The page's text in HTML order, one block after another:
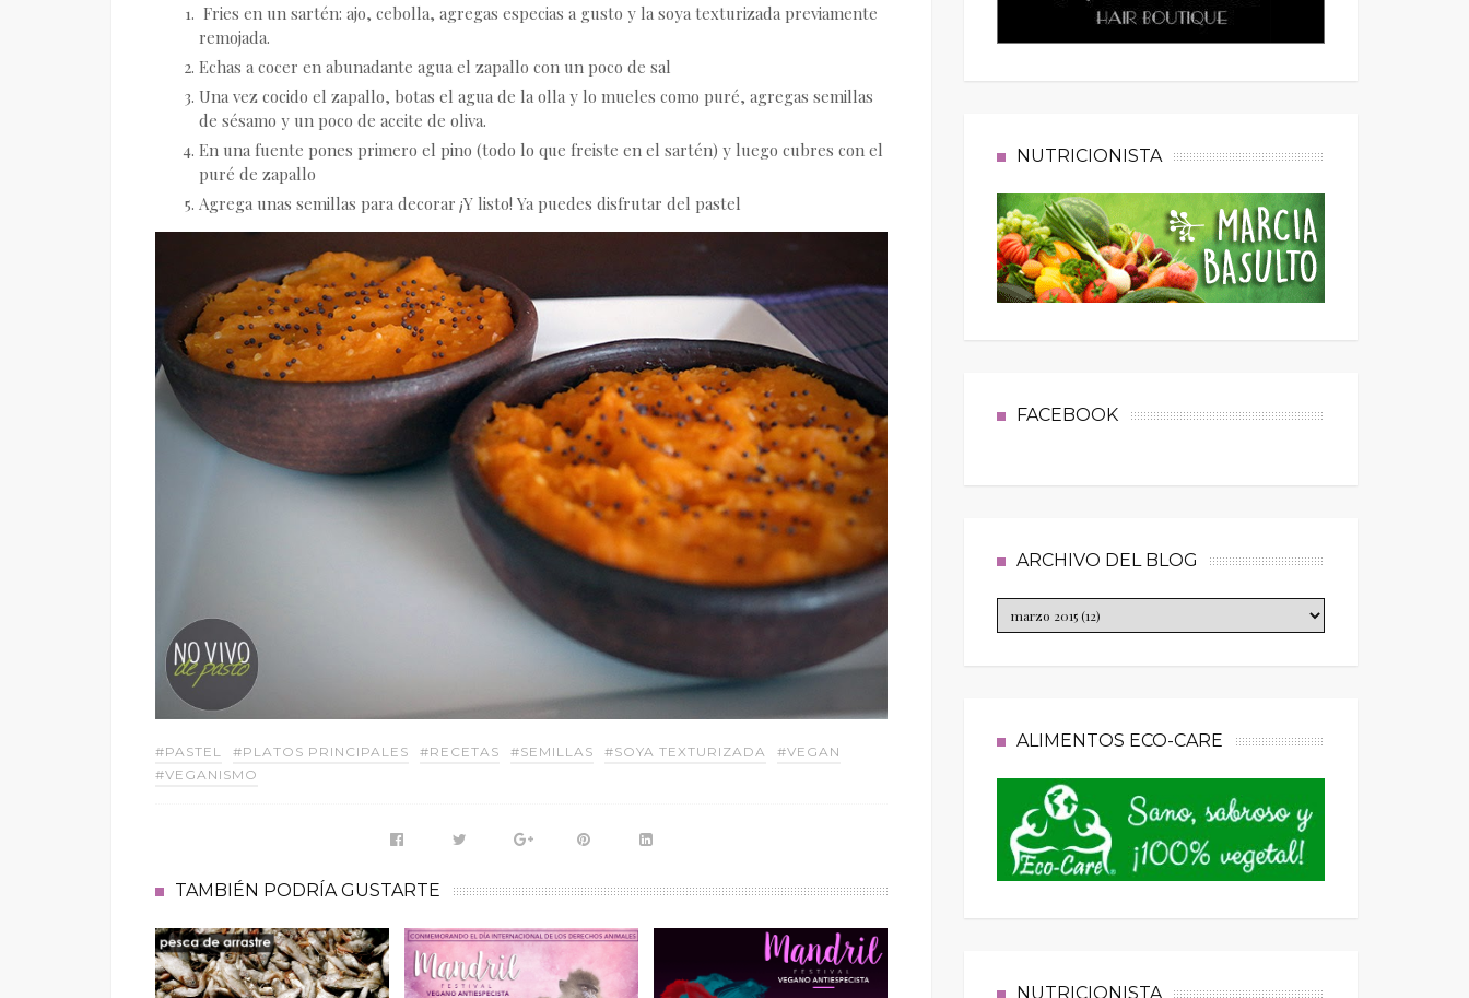
Fries en un sartén: ajo, cebolla, agregas especias a gusto y la soya texturizada previamente
remojada.
Echas a cocer en abunadante agua el zapallo con un poco de sal
Una vez cocido el zapallo, botas el agua de la olla y lo mueles como puré, agregas semillas
de sésamo y un poco de aceite de oliva.
En una fuente pones primero el pino (todo lo que freiste en el sartén) y luego cubres con el
puré de zapallo
Agrega unas semillas para decorar ¡Y listo! Ya puedes disfrutar del pastel
#PASTEL #PLATOS PRINCIPALES #RECETAS #SEMILLAS #SOYA TEXTURIZADA
#VEGAN
#VEGANISMO
TAMBIÉN PODRÍA GUSTARTE
NUTRICIONISTA
FACEBOOK
ARCHIVO DEL BLOG
ALIMENTOS ECO-CARE
NUTRICIONISTA